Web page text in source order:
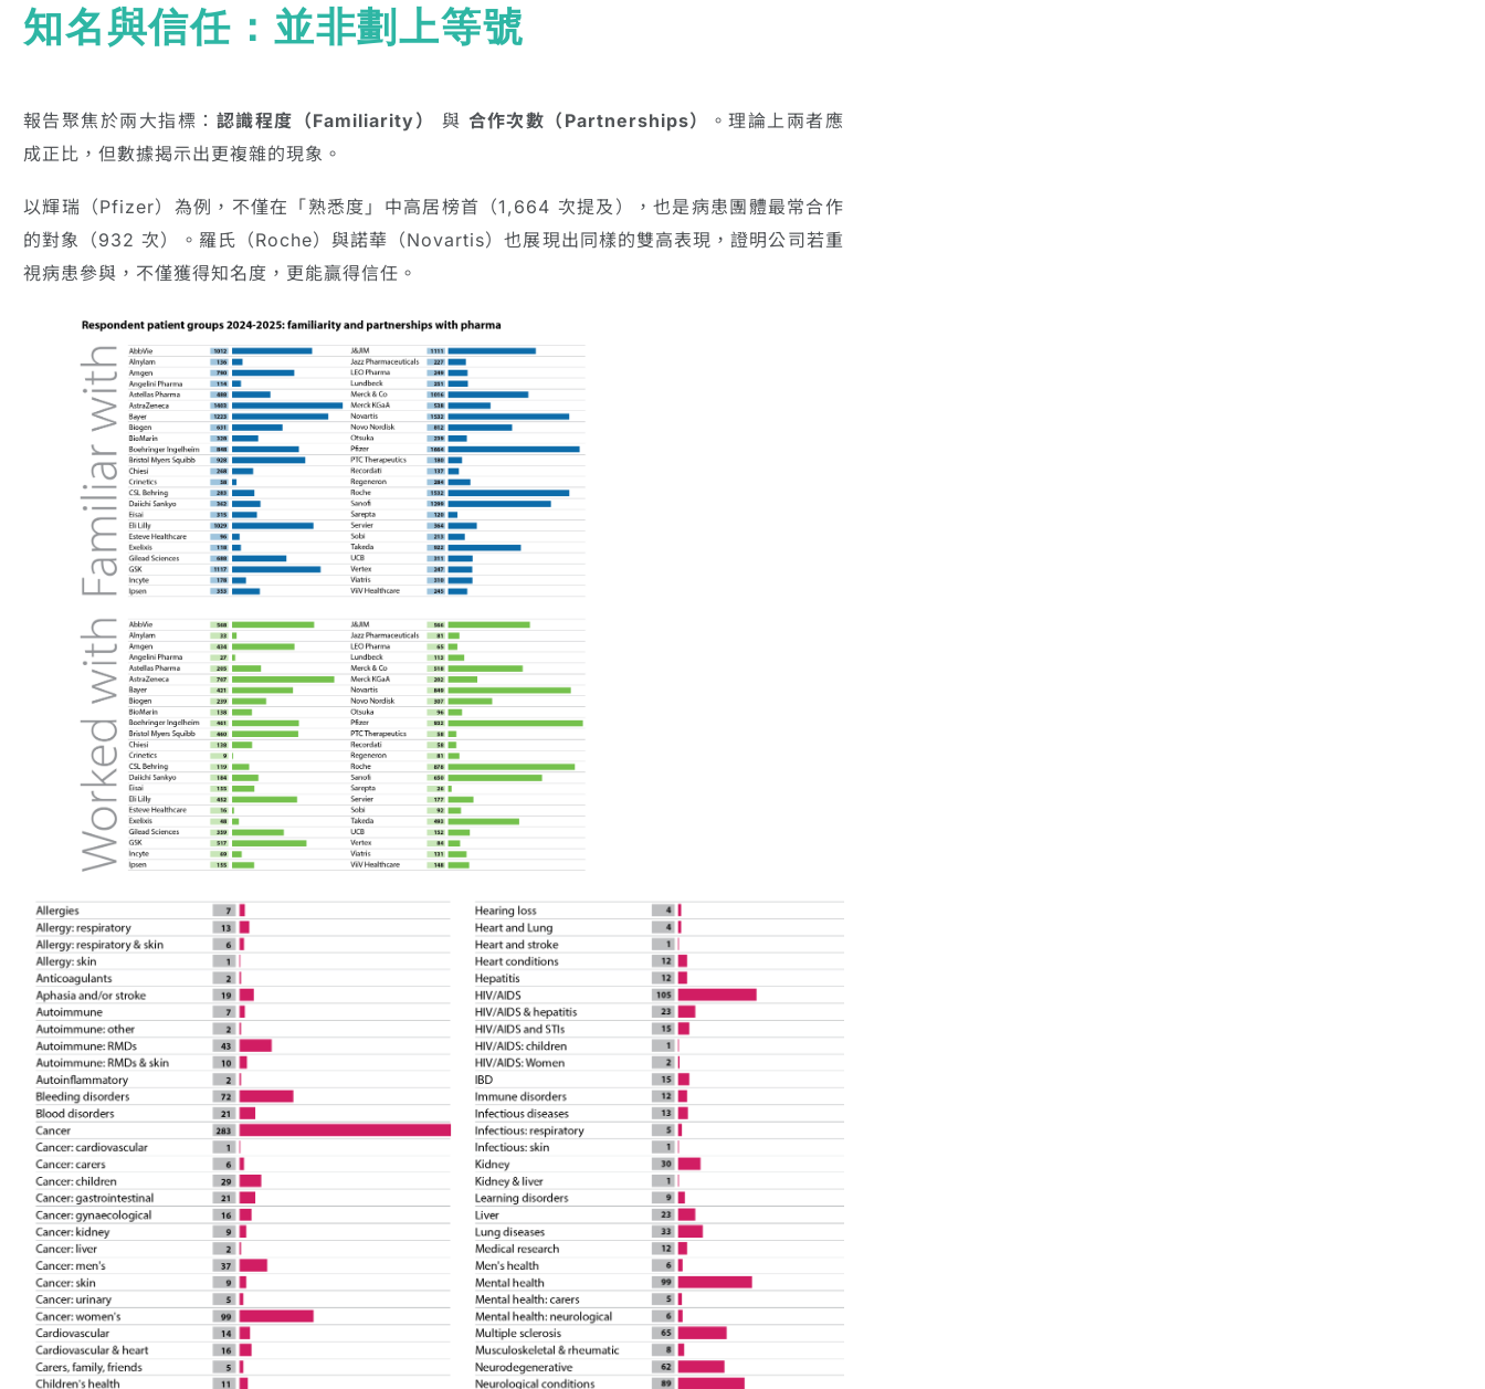
知名與信任：並非劃上等號
報告聚焦於兩大指標： 認識程度（Familiarity） 與 合作次數（Partnerships）
。理論上兩者應
成正比，但數據揭示出更複雜的現象。
以輝瑞（Pfizer）為例，不僅在「熟悉度」中高居榜首（1,664 次提及），也是病患團體最常合作
的對象（932 次）。羅氏（Roche）與諾華（Novartis）也展現出同樣的雙高表現，證明公司若重
視病患參與，不僅獲得知名度，更能贏得信任。